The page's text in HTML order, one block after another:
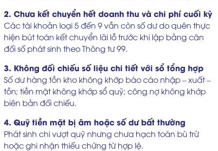
2. Chưa kết chuyển hết doanh thu và chi phí cuối kỳ
Các tài khoản loại 5 đến 9 vẫn còn số dư do quên thực
hiện bút toán kết chuyển lãi lỗ trước khi lập bảng cân
đối số phát sinh theo Thông tư 99.
3. Không đối chiếu số liệu chi tiết với sổ tổng hợp
Số dư hàng tồn kho không khớp báo cáo nhập – xuất –
tồn; tiền mặt không khớp sổ quỹ; công nợ không khớp
biên bản đối chiếu.
4. Quỹ tiền mặt bị âm hoặc số dư bất thường
Phát sinh chi vượt quỹ nhưng chưa hạch toán bù trừ
hoặc ghi nhận thiếu chứng từ hợp lệ.